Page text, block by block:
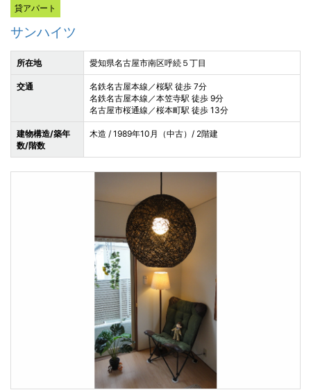
貸アパート
サンハイツ
所在地 愛知県名古屋市南区呼続５丁目
交通
名鉄名古屋本線／桜駅 徒歩 7分
名鉄名古屋本線／本笠寺駅 徒歩 9分
名古屋市桜通線／桜本町駅 徒歩 13分
建物構造/築年
数/階数
木造 / 1989年10月（中古）/ 2階建